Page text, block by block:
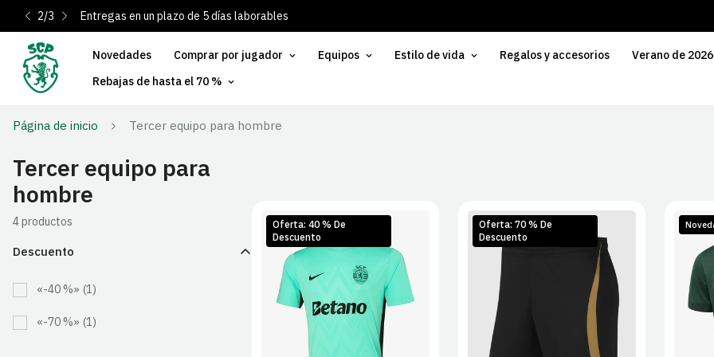
Entregas en un plazo de 5 días laborables
2/3
Novedades Comprar por jugador Equipos Estilo de vida Regalos y accesorios
Verano de 2026
Rebajas de hasta el 70 %
Página de inicio Tercer equipo para hombre
Tercer equipo para
hombre
4 productos
Descuento
«-40 %» (1)
«-70 %» (1)
Oferta: 40 % De
Descuento
S M
Oferta: 70 % De
Descuento
S S